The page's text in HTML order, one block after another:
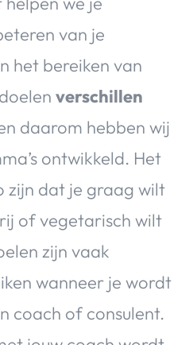
van je
het bereiken van
verschillen
daarom hebben wij
ontwikkeld. Het
zijn dat je graag wilt
of vegetarisch wilt
zijn vaak
wanneer je wordt
coach of consulent.